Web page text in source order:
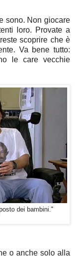
sono. Non giocare
loro. Provate a
scoprire che è
Va bene tutto:
le care vecchie
dei bambini."
o anche solo alla